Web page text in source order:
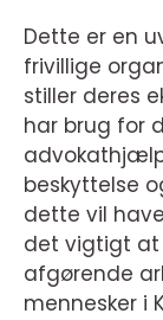
Dette er en
frivillige
stiller deres
har brug for
beskyttelse
dette vil
det vigtigt
afgørende
mennesker i